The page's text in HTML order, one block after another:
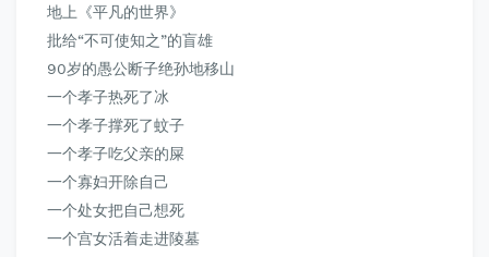
地上《平凡的世界》
批给“不可使知之”的盲雄
90岁的愚公断子绝孙地移山
一个孝子热死了冰
一个孝子撑死了蚊子
一个孝子吃父亲的屎
一个寡妇开除自己
一个处女把自己想死
一个宫女活着走进陵墓